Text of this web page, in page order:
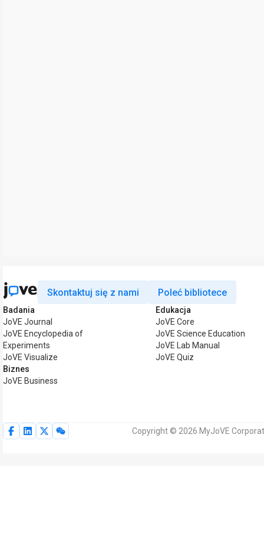
Skontaktuj się z nami Poleć bibliotece
Badania
JoVE Journal
JoVE Encyclopedia of
Experiments
JoVE Visualize
Biznes
JoVE Business
Edukacja
JoVE Core
JoVE Science Education
JoVE Lab Manual
JoVE Quiz
Copyright © 2026 MyJoVE